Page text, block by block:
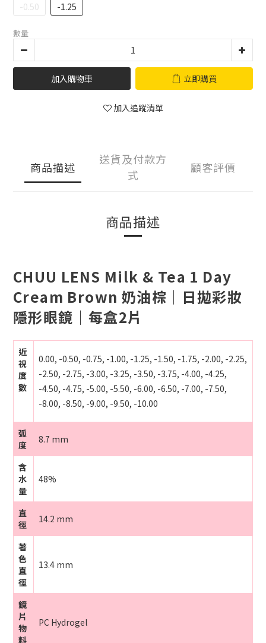
-0.50 -1.25
數量
加入購物車 立即購買
加入追蹤清單
商品描述
送貨及付款方
式
顧客評價
商品描述
CHUU LENS Milk & Tea 1 Day
Cream Brown 奶油棕｜日拋彩妝
隱形眼鏡｜每盒2片
近
視
度
數
0.00, -0.50, -0.75, -1.00, -1.25, -1.50, -1.75, -2.00, -2.25,
-2.50, -2.75, -3.00, -3.25, -3.50, -3.75, -4.00, -4.25,
-4.50, -4.75, -5.00, -5.50, -6.00, -6.50, -7.00, -7.50,
-8.00, -8.50, -9.00, -9.50, -10.00
弧
度
8.7 mm
含
水
量
48%
直
徑
14.2 mm
著
色
直
徑
13.4 mm
鏡
片
物
料
PC Hydrogel